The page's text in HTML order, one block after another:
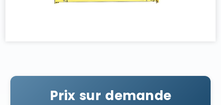
Prix sur demande